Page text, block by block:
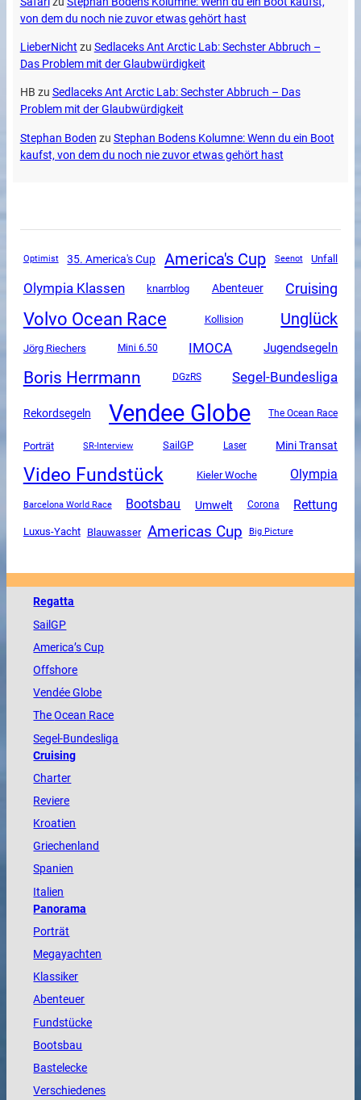
von dem du noch nie zuvor etwas gehört hast
LieberNicht zu Sedlaceks Ant Arctic Lab: Sechster Abbruch –
Das Problem mit der Glaubwürdigkeit
HB zu Sedlaceks Ant Arctic Lab: Sechster Abbruch – Das
Problem mit der Glaubwürdigkeit
Stephan Boden zu Stephan Bodens Kolumne: Wenn du ein Boot
kaufst, von dem du noch nie zuvor etwas gehört hast
Optimist 35. America's Cup America's Cup Seenot Unfall
Olympia Klassen knarrblog Abenteuer Cruising
Volvo Ocean Race Kollision Unglück
Jörg Riechers Mini 6.50 IMOCA Jugendsegeln
Boris Herrmann DGzRS Segel-Bundesliga
Rekordsegeln Vendee Globe The Ocean Race
Porträt SR-Interview SailGP Laser Mini Transat
Video Fundstück Kieler Woche Olympia
Barcelona World Race Bootsbau Umwelt Corona Rettung
Luxus-Yacht Blauwasser Americas Cup Big Picture
Regatta
SailGP
America’s Cup
Offshore
VendéeGlobe
TheOcean Race
Segel-Bundesliga
Cruising
Charter
Reviere
Kroatien
Griechenland
Spanien
Italien
Panorama
Porträt
Megayachten
Klassiker
Abenteuer
Fundstücke
Bootsbau
Bastelecke
Verschiedenes